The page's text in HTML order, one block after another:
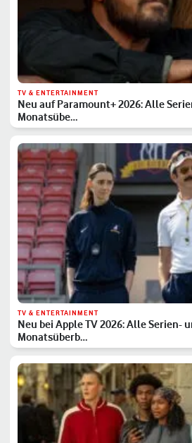
TV & ENTERTAINMENT
Neu auf Paramount+ 2026: Alle
Monatsübe…
TV & ENTERTAINMENT
Neu bei Apple TV 2026: Alle Serien-
Monatsüberb…